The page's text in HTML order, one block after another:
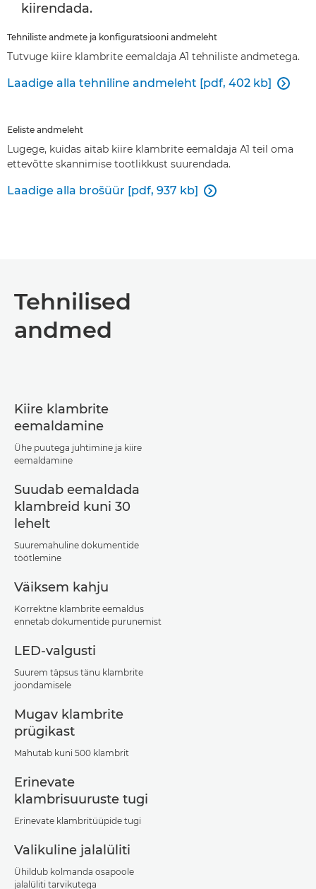
kiirendada.
Tehniliste andmete ja konfiguratsiooni andmeleht
Tutvuge kiire klambrite eemaldaja A1 tehniliste andmetega.
Laadige alla tehniline andmeleht [pdf, 402 kb] 
Eeliste andmeleht
Lugege, kuidas aitab kiire klambrite eemaldaja A1 teil oma
ettevõtte skannimise tootlikkust suurendada.
Laadige alla brošüür [pdf, 937 kb] 
Tehnilised
andmed
Kiire klambrite
eemaldamine
Ühe puutega juhtimine ja kiire
eemaldamine
Suudab eemaldada
klambreid kuni 30
lehelt
Suuremahuline dokumentide
töötlemine
Väiksem kahju
Korrektne klambrite eemaldus
ennetab dokumentide purunemist
LED-valgusti
Suurem täpsus tänu klambrite
joondamisele
Mugav klambrite
prügikast
Mahutab kuni 500 klambrit
Erinevate
klambrisuuruste tugi
Erinevate klambritüüpide tugi
Valikuline jalalüliti
Ühildub kolmanda osapoole
jalalüliti tarvikutega